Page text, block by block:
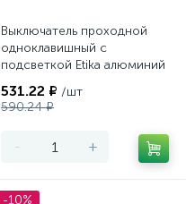
Выключатель проходной
одноклавишный с
подсветкой Etika алюминий
531.22 ₽ /шт
590.24 ₽
- +
-10%